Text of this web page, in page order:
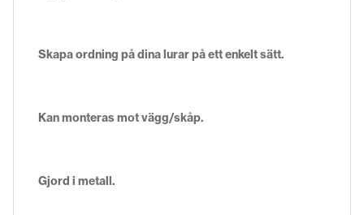
Skapa ordning på dina lurar på ett enkelt sätt.
Kan monteras mot vägg/skåp.
Gjord i metall.